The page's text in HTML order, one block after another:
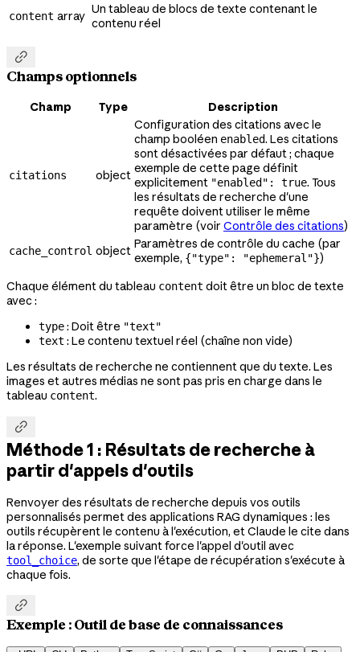
content array Un tableau de blocs de texte contenant le
contenu réel

Champs optionnels
Champ Type Description
citations object
Configuration des citations avec le
champ booléen enabled. Les citations
sont désactivées par défaut ; chaque
exemple de cette page définit
explicitement "enabled": true. Tous
les résultats de recherche d'une
requête doivent utiliser le même
paramètre (voir Contrôle des citations)
cache_control object Paramètres de contrôle du cache (par
exemple, {"type": "ephemeral"})
Chaque élément du tableau content doit être un bloc de texte
avec :
type: Doit être "text"
text : Le contenu textuel réel (chaîne non vide)
Les résultats de recherche ne contiennent que du texte. Les
images et autres médias ne sont pas pris en charge dans le
tableau content.

Méthode 1 : Résultats de recherche à
partir d'appels d'outils
Renvoyer des résultats de recherche depuis vos outils
personnalisés permet des applications RAG dynamiques : les
outils récupèrent le contenu à l'exécution, et Claude le cite dans
la réponse. L'exemple suivant force l'appel d'outil avec
tool_choice, de sorte que l'étape de récupération s'exécute à
chaque fois.

Exemple : Outil de base de connaissances